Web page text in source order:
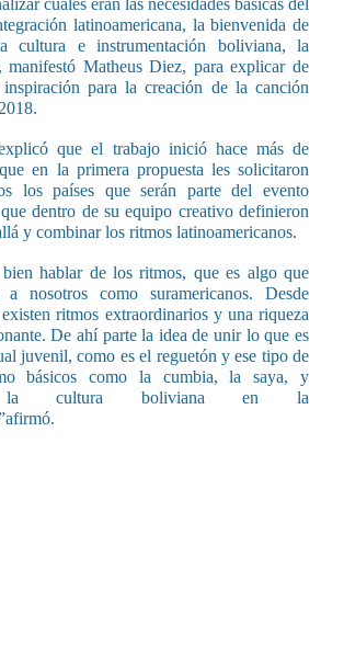
cuáles eran las necesidades básicas del
latinoamericana, la bienvenida de
cultura e instrumentación boliviana, la
manifestó Matheus Diez, para explicar de
para la creación de la canción
que el trabajo inició hace más de
en la primera propuesta les solicitaron
los países que serán parte del evento
dentro de su equipo creativo definieron
y combinar los ritmos latinoamericanos.
hablar de los ritmos, que es algo que
a nosotros como suramericanos. Desde
ritmos extraordinarios y una riqueza
De ahí parte la idea de unir lo que es
juvenil, como es el reguetón y ese tipo de
básicos como la cumbia, la saya, y
la cultura boliviana en la